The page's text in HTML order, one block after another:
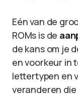
Eén van de
ROMs is de
de kans om je
en voorkeur in
lettertypen en
veranderen